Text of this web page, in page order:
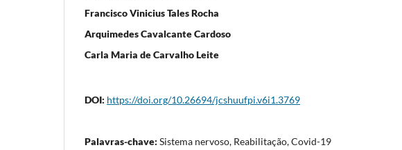
Francisco Vinicius Tales Rocha
Arquimedes Cavalcante Cardoso
Carla Maria de Carvalho Leite
DOI: https://doi.org/10.26694/jcshuufpi.v6i1.3769
Palavras-chave: Sistema nervoso, Reabilitação, Covid-19